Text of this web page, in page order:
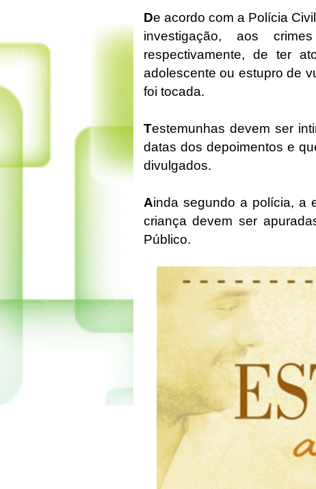
De acordo com a Polícia
investigação, aos
respectivamente, de ter
adolescente ou estupro de
foi tocada.
Testemunhas devem ser
datas dos depoimentos e
divulgados.
Ainda segundo a polícia, a
criança devem ser
Público.